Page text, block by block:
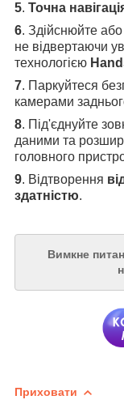
5. Точна
6. Здійснюйте або
не відвертаючи
технологією
7. Паркуйтеся
камерами
8. Під'єднуйте
даними та
головного
9. Відтворення
здатністю.
Вимкне
Приховати